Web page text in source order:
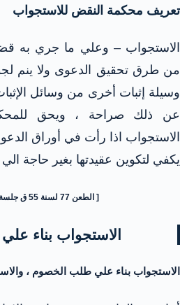
تعريف محكمة النقض للاستجواب
الاستجواب – وعلي ما جري به
من طرق تحقيق الدعوى ولا ينم
وسيلة إثبات أخرى من وسائل
عن ذلك صراحة ، ويحق
الاستجواب اذا رأت في أوراق
يكفي لتكوين عقيدتها بغير حاجة الي
[ الطعن 77 لسنة 55 ق جلسة 22/11/1988 ]
الاستجواب بناء
الاستجواب بناء علي طلب الخصوم ،